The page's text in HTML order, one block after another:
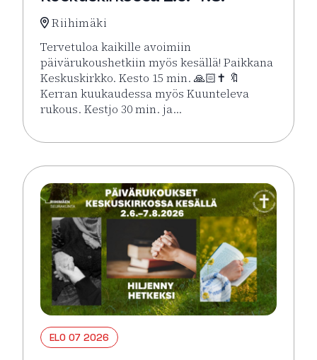
Riihimäki
Tervetuloa kaikille avoimiin
päivärukoushetkiin myös kesällä! Paikkana
Keskuskirkko. Kesto 15 min. 🙏🏻✝️ 🔖
Kerran kuukaudessa myös Kuunteleva
rukous. Kestjo 30 min. ja…
Lue lisää tapahtumasta Kesän rukoushetket
ELO 07 2026